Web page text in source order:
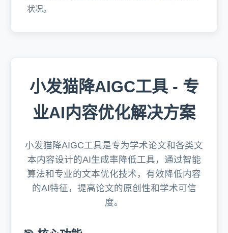
状况。
小发猫降AIGC工具 - 专
业AI内容优化解决方案
小发猫降AIGC工具是专为学术论文和各类文
本内容设计的AI生成率降低工具，通过智能
算法和专业的文本优化技术，有效降低内容
的AI特征，提高论文的原创性和学术可信
度。